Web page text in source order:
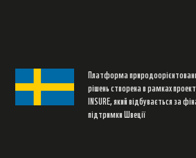
Платформа
рішень створена в рамках
INSURE, який відбувається за
підтримки Швеції